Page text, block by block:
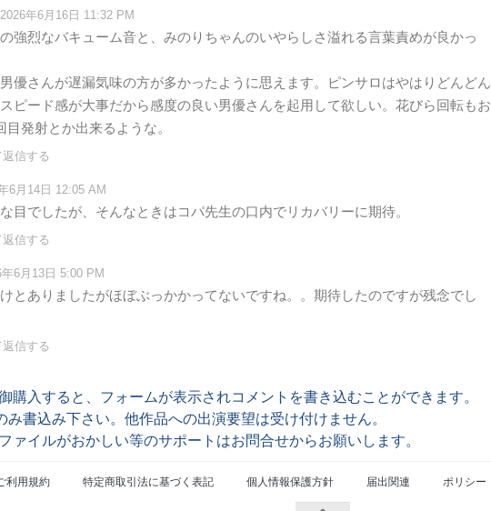
2026年6月16日 11:32 PM
強烈なバキューム音と、みのりちゃんのいやらしさ溢れる言葉責めが良かっ
優さんが遅漏気味の方が多かったように思えます。ピンサロはやはりどんどん
ピード感が大事だから感度の良い男優さんを起用して欲しい。花びら回転もお
目発射とか出来るような。
信する
6月14日 12:05 AM
目でしたが、そんなときはコパ先生の口内でリカバリーに期待。
信する
年6月13日 5:00 PM
とありましたがほぼぶっかかってないですね。。期待したのですが残念でし
信する
購入すると、フォームが表示されコメントを書き込むことができます。
み書込み下さい。他作品への出演要望は受け付けません。
ァイルがおかしい等のサポートはお問合せからお願いします。
利用規約 特定商取引法に基づく表記 個人情報保護方針 届出関連 ポリシー